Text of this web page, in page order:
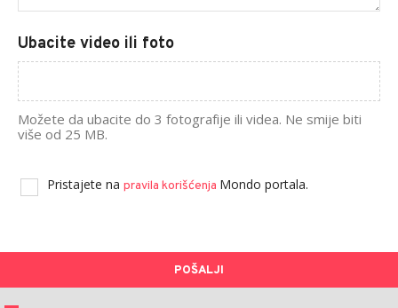
Ubacite video ili foto
Možete da ubacite do 3 fotografije ili videa. Ne smije biti
više od 25 MB.
Pristajete na pravila korišćenja Mondo portala.
POŠALJI